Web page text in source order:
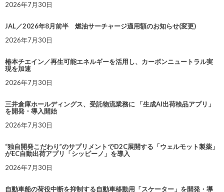
2026年7月30日
JAL／2026年8月前半 燃油サーチャージ適用額のお知らせ(変更)
2026年7月30日
椿本チエイン／再生可能エネルギーを活用し、カーボンニュートラル実
現を加速
2026年7月30日
三井倉庫ホールディングス、受託物流業務に 「生成AI出荷検品アプリ」
を開発・導入開始
2026年7月30日
“独自開発こだわり”のサプリメントでD2C展開する「ウェルモット製薬」
がEC自動出荷アプリ「シッピーノ」を導入
2026年7月30日
自動車船の荷役中断を抑制する自動車移動用「スケーター」を開発・導